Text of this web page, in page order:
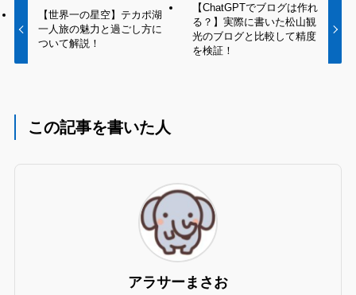
【世界一の星空】テカポ湖
一人旅の魅力と過ごし方に
ついて解説！
【ChatGPTでブログは作れ
る？】実際に書いた松山観
光のブログと比較して精度
を検証！
この記事を書いた人
アラサーまさお